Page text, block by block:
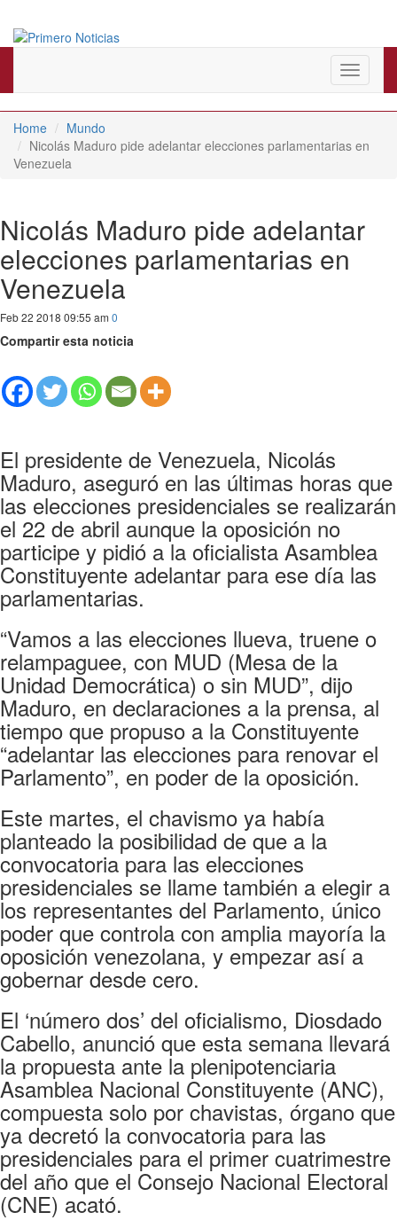
Primero Noticias
Toggle
Home
Mundo
Nicolás Maduro pide adelantar elecciones parlamentarias en
Venezuela
Nicolás Maduro pide adelantar
elecciones parlamentarias en
Venezuela
Feb 22 2018 09:55 am 0
Compartir esta noticia
El presidente de Venezuela, Nicolás
Maduro, aseguró en las últimas horas que
las elecciones presidenciales se realizarán
el 22 de abril aunque la oposición no
participe y pidió a la oficialista Asamblea
Constituyente adelantar para ese día las
parlamentarias.
“Vamos a las elecciones llueva, truene o
relampaguee, con MUD (Mesa de la
Unidad Democrática) o sin MUD”, dijo
Maduro, en declaraciones a la prensa, al
tiempo que propuso a la Constituyente
“adelantar las elecciones para renovar el
Parlamento”, en poder de la oposición.
Este martes, el chavismo ya había
planteado la posibilidad de que a la
convocatoria para las elecciones
presidenciales se llame también a elegir a
los representantes del Parlamento, único
poder que controla con amplia mayoría la
oposición venezolana, y empezar así a
gobernar desde cero.
El ‘número dos’ del oficialismo, Diosdado
Cabello, anunció que esta semana llevará
la propuesta ante la plenipotenciaria
Asamblea Nacional Constituyente (ANC),
compuesta solo por chavistas, órgano que
ya decretó la convocatoria para las
presidenciales para el primer cuatrimestre
del año que el Consejo Nacional Electoral
(CNE) acató.